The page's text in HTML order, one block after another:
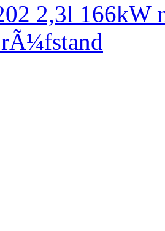
2,3l 166kW